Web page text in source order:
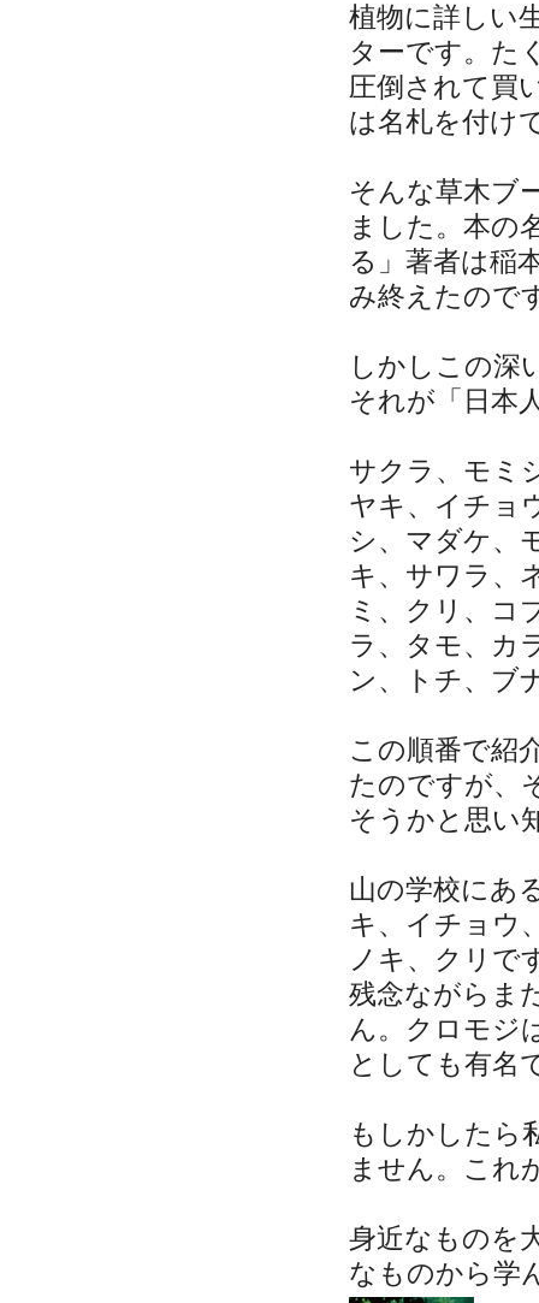
植物に詳しい
ターです。た
圧倒されて買
は名札を付け
そんな草木ブ
ました。本の
る」著者は稲
み終えたので
しかしこの深
それが「日本
サクラ、モミ
ヤキ、イチョ
シ、マダケ、
キ、サワラ、
ミ、クリ、コ
ラ、タモ、カ
ン、トチ、ブ
この順番で紹
たのですが、
そうかと思い
山の学校にあ
キ、イチョウ
ノキ、クリで
残念ながらま
ん。クロモジ
としても有名
もしかしたら
ません。これ
身近なものを
なものから学